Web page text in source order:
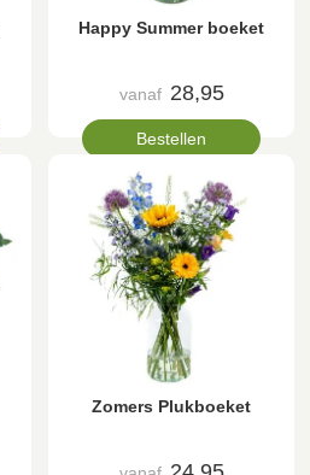
Happy Summer boeket
vanaf 28,95
Bestellen
Zomers Plukboeket